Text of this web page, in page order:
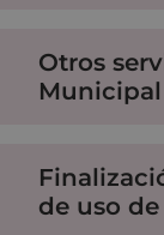
Otros
de uso